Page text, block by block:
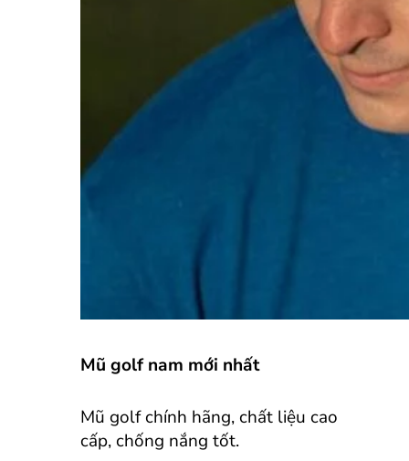
Mũ golf nam mới nhất
Mũ golf chính hãng, chất liệu cao
cấp, chống nắng tốt.